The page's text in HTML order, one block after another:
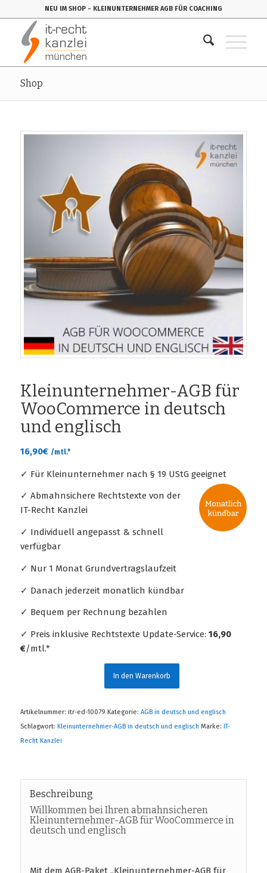
NEU IM SHOP - KLEINUNTERNEHMER AGB FÜR COACHING
Shop
Kleinunternehmer-AGB für
WooCommerce in deutsch
und englisch
16,90€ /mtl.*
✓ Für Kleinunternehmer nach § 19 UStG geeignet
✓ Abmahnsichere Rechtstexte von der
IT-Recht Kanzlei
✓ Individuell angepasst & schnell
verfügbar
✓ Nur 1 Monat Grundvertragslaufzeit
✓ Danach jederzeit monatlich kündbar
✓ Bequem per Rechnung bezahlen
✓ Preis inklusive Rechtstexte Update-Service: 16,90
€/mtl.*
In den Warenkorb
Artikelnummer: itr-ed-10079 Kategorie: AGB in deutsch und englisch
Schlagwort: Kleinunternehmer-AGB in deutsch und englisch Marke: IT-
Recht Kanzlei
Beschreibung
Willkommen bei Ihren abmahnsicheren
Kleinunternehmer-AGB für WooCommerce in
deutsch und englisch
Mit dem AGB-Paket „Kleinunternehmer-AGB für